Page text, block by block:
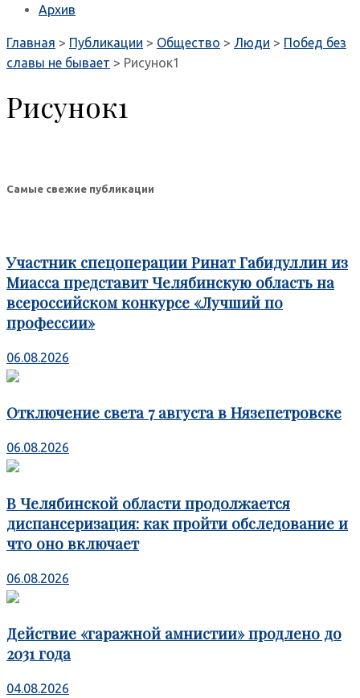
Архив
Главная > Публикации > Общество > Люди > Побед без
славы не бывает > Рисунок1
Рисунок1
Самые свежие публикации
Участник спецоперации Ринат Габидуллин из
Миасса представит Челябинскую область на
всероссийском конкурсе «Лучший по
профессии»
06.08.2026
Отключение света 7 августа в Нязепетровске
06.08.2026
В Челябинской области продолжается
диспансеризация: как пройти обследование и
что оно включает
06.08.2026
Действие «гаражной амнистии» продлено до
2031 года
04.08.2026